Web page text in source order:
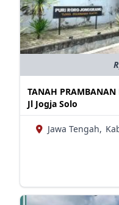
TANAH
Jl Jogja Solo
Jawa Tengah,